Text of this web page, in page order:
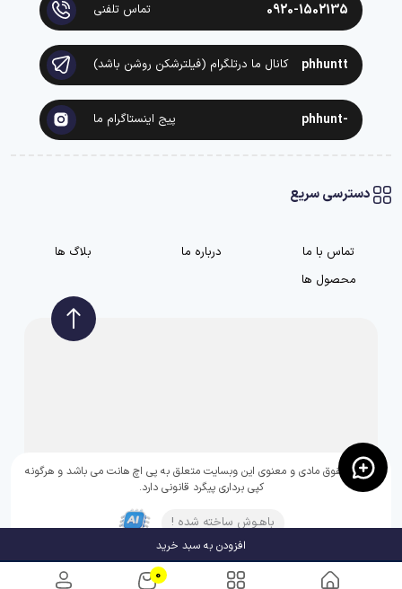
0
0920-1502135 تماس تلفنی
phhuntt کانال ما درتلگرام (فیلترشکن روشن باشد)
-phhunt پیج اینستاگرام ما
دسترسی سریع
تماس با ما درباره ما
بلاگ ها
محصول ها
تمامی حقوق مادی و معنوی این وبسایت متعلق به پی اچ هانت می باشد و هرگونه
کپی برداری پیگرد قانونی دارد.
باهـوش ساخته شده !
افزودن به سبد خرید